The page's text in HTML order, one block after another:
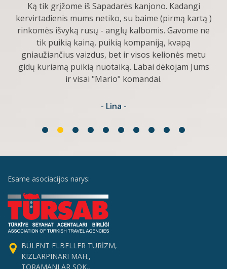
Ką tik grįžome iš Sapadarės kanjono. Kadangi
kervirtadienis mums netiko, su baime (pirmą kartą )
rinkomės išvyką rusų - anglų kalbomis. Gavome ne
tik puikią kainą, puikią kompaniją, kvapą
gniaužiančius vaizdus, bet ir visos kelionės metu
gidų kuriamą puikią nuotaiką. Labai dėkojam Jums
ir visai "Mario" komandai.
- Lina -
Esame asociacijos narys:
BÜLENT ELBELLER TURİZM,
KIZLARPINARI MAH.,
TORAMANLAR SOK.,